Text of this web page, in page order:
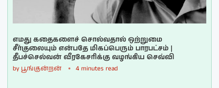
எமது கதைகளைச் சொல்வதால் ஒற்றுமை
சீர்குலையும் என்பதே மிகப்பெரும் பாரபட்சம் |
தீபச்செல்வன் வீரகேசரிக்கு வழங்கிய செவ்வி
by பூங்குன்றன் 4 minutes read